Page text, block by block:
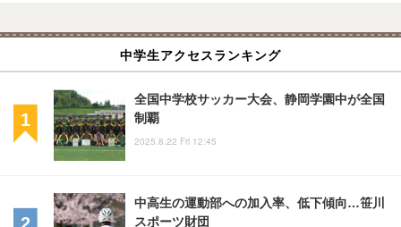
中学生アクセスランキング
全国中学校サッカー大会、静岡学園中が全国
制覇
2025.8.22 Fri 12:45
中高生の運動部への加入率、低下傾向…笹川
スポーツ財団